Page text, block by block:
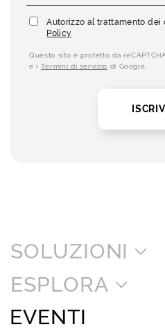
Autorizzo al trattamento dei
Policy
Questo sito è protetto da
e i Termini di servizio di Google.
SOLUZIONI
ESPLORA
EVENTI